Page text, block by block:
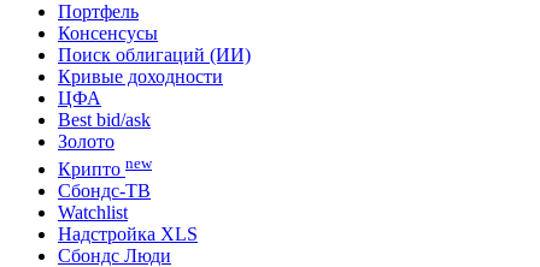
Портфель
Консенсусы
Поиск облигаций (ИИ)
Кривые доходности
ЦФА
Best bid/ask
Золото
Крипто new
Сбондс-ТВ
Watchlist
Надстройка XLS
Сбондс Люди